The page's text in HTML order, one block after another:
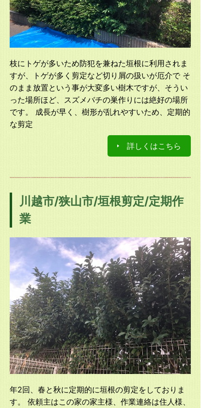
枝にトゲが多いため防犯を兼ねた垣根に利用されま
すが、トゲが多く剪定など切り屑の扱いが厄介で そ
のまま放置という事が大変多い樹木ですが、そうい
った場所ほど、スズメバチの巣作りには絶好の場所
です。 成長が早く、樹形が乱れやすいため、定期的
な剪定
詳しくはこちら
川越市/狭山市/垣根剪定/定期作
業
年2回、春と秋に定期的に垣根の剪定をしておりま
す。 依頼主はこの家の家主様、作業連絡は住人様、